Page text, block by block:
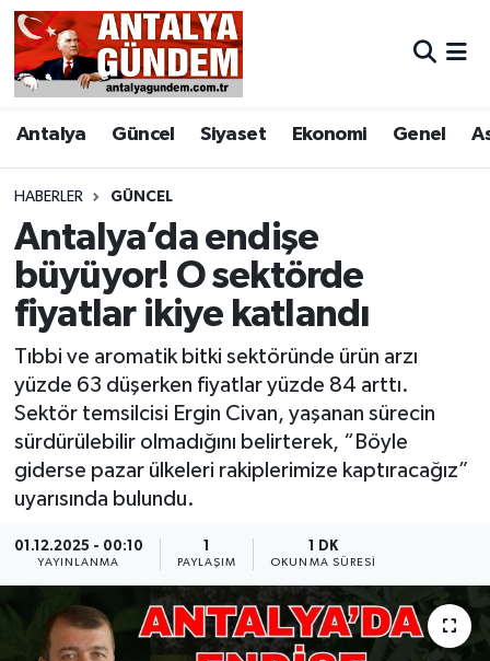
Antalya Güncel Siyaset Ekonomi Genel
HABERLER GÜNCEL
Antalya’da endişe
büyüyor! O sektörde
fiyatlar ikiye katlandı
Tıbbi ve aromatik bitki sektöründe ürün arzı
yüzde 63 düşerken fiyatlar yüzde 84 arttı.
Sektör temsilcisi Ergin Civan, yaşanan sürecin
sürdürülebilir olmadığını belirterek, “Böyle
giderse pazar ülkeleri rakiplerimize kaptıracağız”
uyarısında bulundu.
01.12.2025 - 00:10
YAYINLANMA
1
PAYLAŞIM
1 DK
OKUNMA SÜRESI
Antalya
Asayiş
Bilim & Teknoloji
Bölge
EĞİTİM
Ekonomi
Genel
Görüntülü Haber
Kültür & Sanat
Magazin
Antalya Nöbetçi Eczaneler
Antalya Hava Durumu
Antalya Namaz Vakitleri
Antalya Trafik Yoğunluk Haritası
Süper Lig Puan Durumu ve Fikstür
Tüm Manşetler
Son Dakika Haberleri
Haber Arşivi